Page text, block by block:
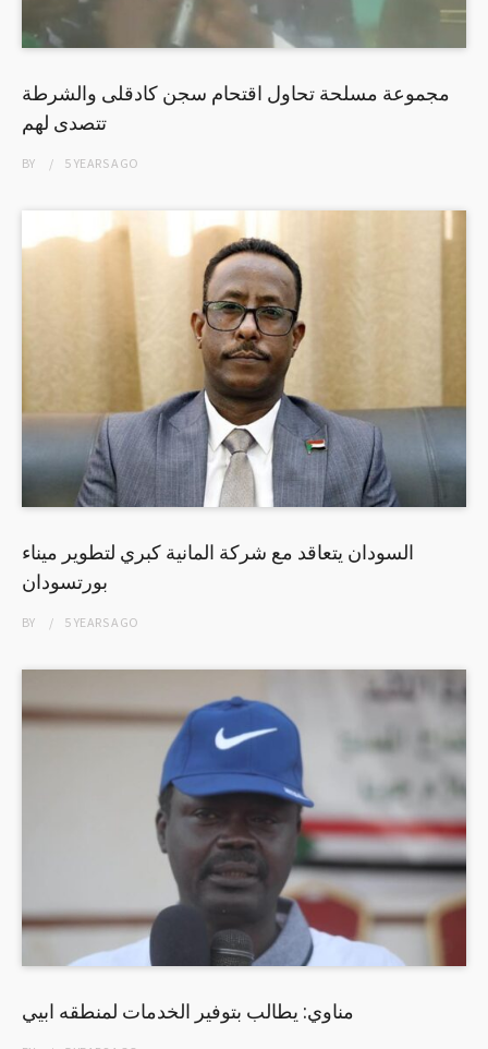
مجموعة مسلحة تحاول اقتحام سجن كادقلى والشرطة
تتصدى لهم
BY 5 YEARSAGO
السودان يتعاقد مع شركة المانية كبري لتطوير ميناء
بورتسودان
BY 5 YEARSAGO
مناوي: يطالب بتوفير الخدمات لمنطقه ابيي